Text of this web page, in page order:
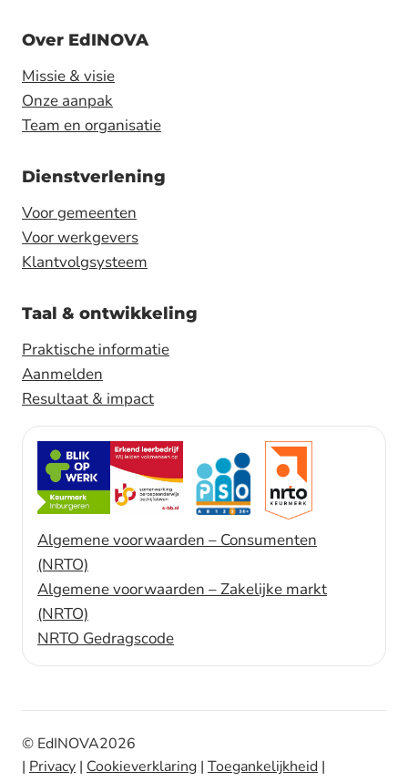
Over EdINOVA
Missie & visie
Onze aanpak
Team en organisatie
Dienstverlening
Voor gemeenten
Voor werkgevers
Klantvolgsysteem
Taal & ontwikkeling
Praktische informatie
Aanmelden
Resultaat & impact
Algemene voorwaarden – Consumenten
(NRTO)
Algemene voorwaarden – Zakelijke markt
(NRTO)
NRTO Gedragscode
© EdINOVA2026
| Privacy | Cookieverklaring | Toegankelijkheid |